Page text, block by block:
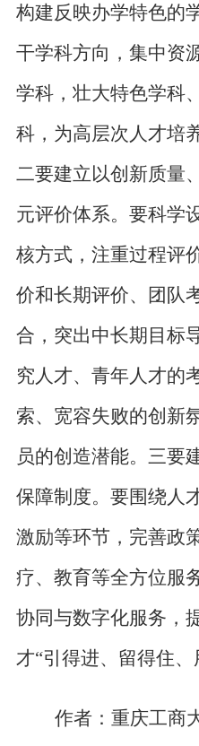
构建反映办学特色的
干学科方向，集中资
学科，壮大特色学科
科，为高层次人才培
二要建立以创新质量
元评价体系。要科学
核方式，注重过程评
价和长期评价、团队
合，突出中长期目标
究人才、青年人才的
索、宽容失败的创新
员的创造潜能。三要
保障制度。要围绕人
激励等环节，完善政
疗、教育等全方位服
协同与数字化服务，
才“引得进、留得住、
作者：重庆工商